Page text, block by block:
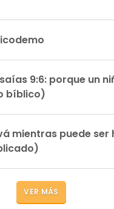
9:6: porque un
bíblico)
mientras puede ser
VER MÁS